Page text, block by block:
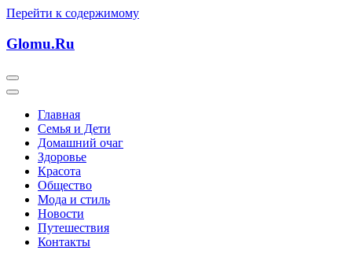
Перейти к содержимому
Glomu.Ru
Главная
Семья и Дети
Домашний очаг
Здоровье
Красота
Общество
Мода и стиль
Новости
Путешествия
Контакты